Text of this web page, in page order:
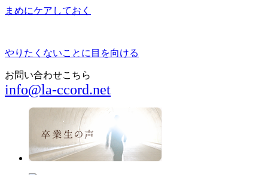
まめにケアしておく
やりたくないことに目を向ける
お問い合わせこちら
info@la-ccord.net